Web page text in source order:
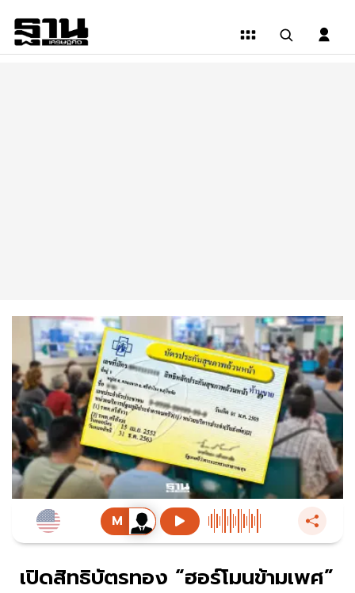
เปิดสิทธิบัตรทอง “ฮอร์โมนข้ามเพศ”